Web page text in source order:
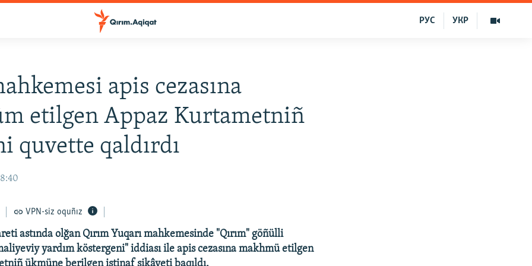
УКР
РУС
apis cezasına
etilgen Appaz Kurtametniñ
quvette qaldırdı
VPN-siz oquñız
astında olğan Qırım Yuqarı mahkemesinde "Qırım" göñülli
yardım köstergeni" iddiası ile apis cezasına makhmü etilgen